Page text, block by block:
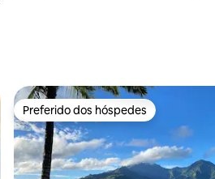
Preferido dos hóspedes
Preferido dos hóspedes